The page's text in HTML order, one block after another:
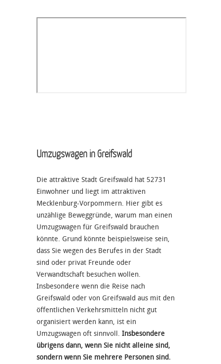
Umzugswagen in Greifswald
Die attraktive Stadt Greifswald hat 52731
Einwohner und liegt im attraktiven
Mecklenburg-Vorpommern. Hier gibt es
unzählige Beweggründe, warum man einen
Umzugswagen für Greifswald brauchen
könnte. Grund könnte beispielsweise sein,
dass Sie wegen des Berufes in der Stadt
sind oder privat Freunde oder
Verwandtschaft besuchen wollen.
Insbesondere wenn die Reise nach
Greifswald oder von Greifswald aus mit den
öffentlichen Verkehrsmitteln nicht gut
organisiert werden kann, ist ein
Umzugswagen oft sinnvoll. Insbesondere
übrigens dann, wenn Sie nicht alleine sind,
sondern wenn Sie mehrere Personen sind.